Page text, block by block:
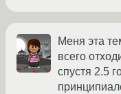
Меня эта
всего
спустя 2.5